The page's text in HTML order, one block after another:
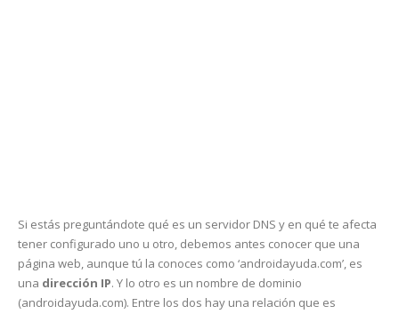
Si estás preguntándote qué es un servidor DNS y en qué te afecta
tener configurado uno u otro, debemos antes conocer que una
página web, aunque tú la conoces como ‘androidayuda.com’, es
una dirección IP. Y lo otro es un nombre de dominio
(androidayuda.com). Entre los dos hay una relación que es